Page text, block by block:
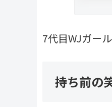
7代目WJガー
持ち前の